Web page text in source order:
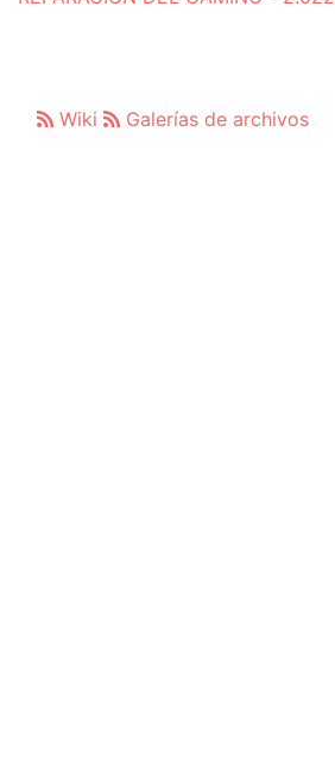
Wiki Galerías de archivos